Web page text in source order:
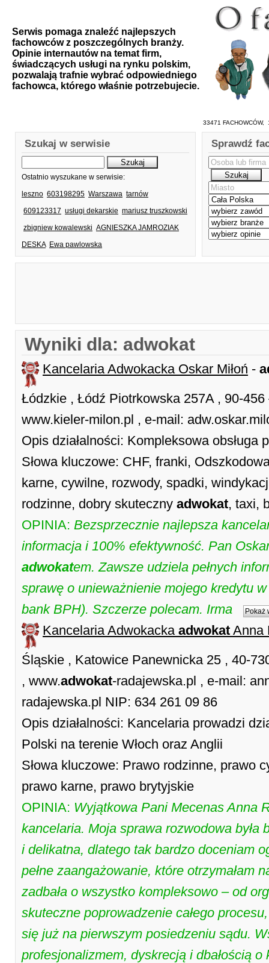
Serwis pomaga znaleźć najlepszych
fachowców z poszczególnych branży.
Opinie internautów na temat firm,
świadczących usługi na rynku polskim,
pozwalają trafnie wybrać odpowiedniego
fachowca, którego właśnie potrzebujecie.
33471
Szukaj w serwisie
Ostatnio wyszukane w serwisie:
leszno 603198295 Warszawa tarnów
609123317 usługi dekarskie mariusz truszkowski
zbigniew kowalewski AGNIESZKA JAMROZIAK
DESKA Ewa pawlowska
Sprawdź
Wyniki dla: adwokat
Kancelaria Adwokacka Oskar Miłoń -
Łódzkie , Łódź Piotrkowska 257A , 90-
www.kieler-milon.pl , e-mail:
Opis działalności: Kompleksowa obsługa
Słowa kluczowe: CHF, franki,
karne, cywilne, rozwody, spadki,
rodzinne, dobry skuteczny adwokat, taxi,
OPINIA: Bezsprzecznie najlepsza
informacja i 100% efektywność. Pan
adwokatem. Zawsze udziela pełnych
sprawę o unieważnienie mojego kredytu
bank BPH). Szczerze polecam. Irma
Pokaż
Kancelaria Adwokacka adwokat Anna
Śląskie , Katowice Panewnicka 25 , 40-
, www.adwokat-radajewska.pl , e-mail:
radajewska.pl NIP: 634 261 09 86
Opis działalności: Kancelaria prowadzi
Polski na terenie Włoch oraz Anglii
Słowa kluczowe: Prawo rodzinne, prawo
prawo karne, prawo brytyjskie
OPINIA: Wyjątkowa Pani Mecenas Anna
kancelaria. Moja sprawa rozwodowa była
i delikatna, dlatego tak bardzo doceniam
pełne zaangażowanie, które otrzymałam
zadbała o wszystko kompleksowo – od
skuteczne poprowadzenie całego
się już na pierwszym posiedzeniu sądu.
profesjonalizmem, dyskrecją i dbałością